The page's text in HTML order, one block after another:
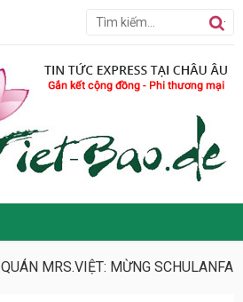
QUÁN MRS.VIỆT: MỪNG